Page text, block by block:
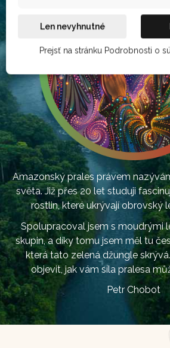
Amazonský prales právem
světa. Již přes 20 let studuji
rostlin, které ukrývají obrovský
Spolupracoval jsem s moudrými
skupin, a díky tomu jsem měl tu
která tato zelená džungle
objevit, jak vám síla pralesa
Petr Chobot
Len nevyhnutné
Prejsť na stránku Podrobnosti o